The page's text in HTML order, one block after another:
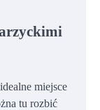
miejsce
tu rozbić